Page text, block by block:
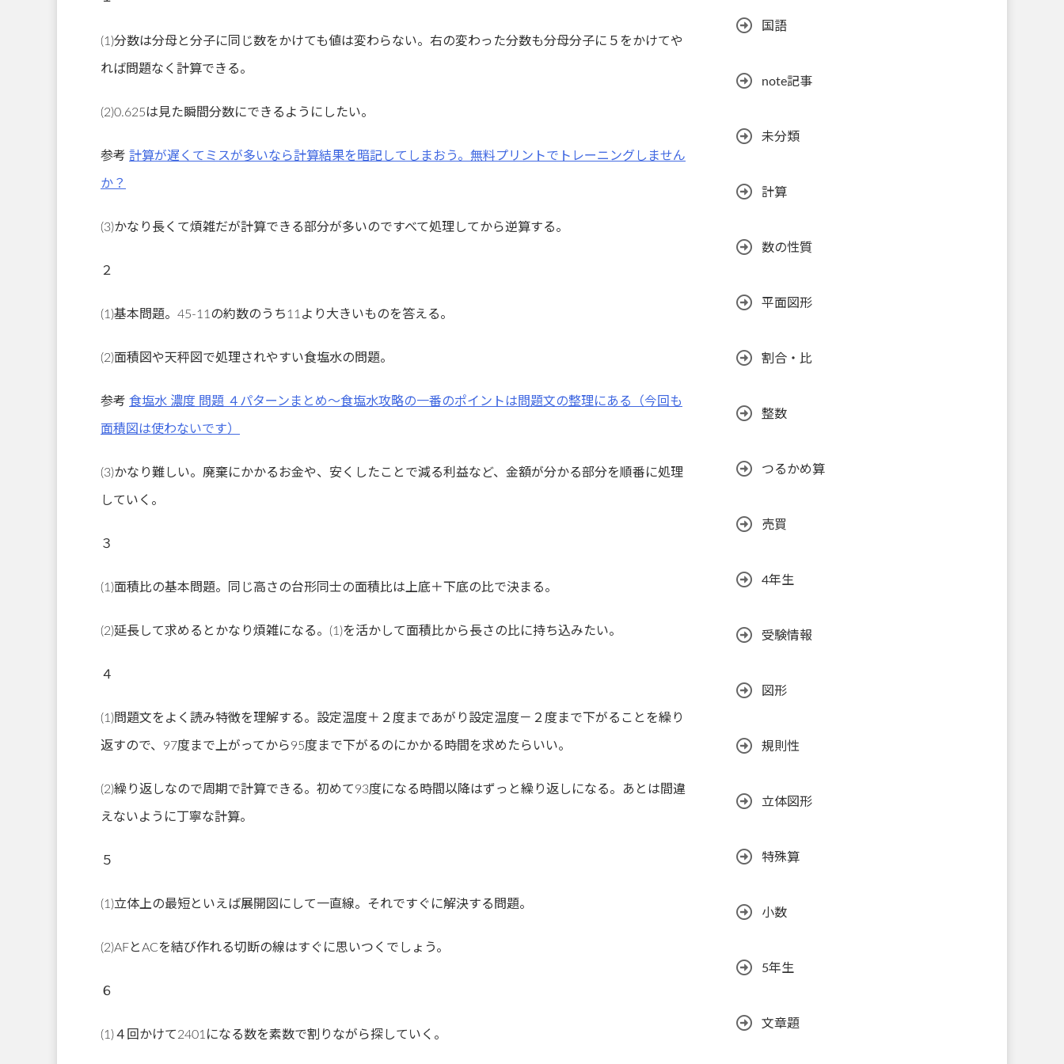
(1)分数は分母と分子に同じ数をかけても値は変わらない。右の変わった分数も分母分子に５をかけてや
れば問題なく計算できる。
(2)0.625は見た瞬間分数にできるようにしたい。
参考 計算が遅くてミスが多いなら計算結果を暗記してしまおう。無料プリントでトレーニングしません
か？
(3)かなり長くて煩雑だが計算できる部分が多いのですべて処理してから逆算する。
２
(1)基本問題。45-11の約数のうち11より大きいものを答える。
(2)面積図や天秤図で処理されやすい食塩水の問題。
参考 食塩水 濃度 問題 ４パターンまとめ～食塩水攻略の一番のポイントは問題文の整理にある（今回も
面積図は使わないです）
(3)かなり難しい。廃棄にかかるお金や、安くしたことで減る利益など、金額が分かる部分を順番に処理
していく。
３
(1)面積比の基本問題。同じ高さの台形同士の面積比は上底＋下底の比で決まる。
(2)延長して求めるとかなり煩雑になる。(1)を活かして面積比から長さの比に持ち込みたい。
４
(1)問題文をよく読み特徴を理解する。設定温度＋２度まであがり設定温度－２度まで下がることを繰り
返すので、97度まで上がってから95度まで下がるのにかかる時間を求めたらいい。
(2)繰り返しなので周期で計算できる。初めて93度になる時間以降はずっと繰り返しになる。あとは間違
えないように丁寧な計算。
５
(1)立体上の最短といえば展開図にして一直線。それですぐに解決する問題。
(2)AFとACを結び作れる切断の線はすぐに思いつくでしょう。
６
(1)４回かけて2401になる数を素数で割りながら探していく。
国語
note記事
未分類
計算
数の性質
平面図形
割合・比
整数
つるかめ算
売買
4年生
受験情報
図形
規則性
立体図形
特殊算
小数
5年生
文章題